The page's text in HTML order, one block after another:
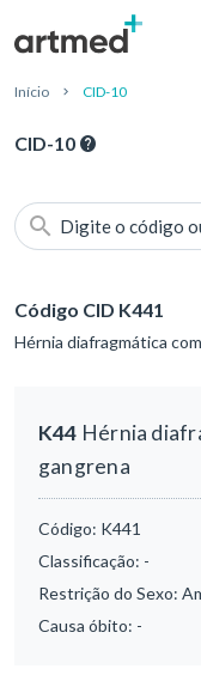
Início CID-10
CID-10
Digite o código
Código CID K441
Hérnia diafragmática
K44 Hérnia
gangrena
Código: K441
Classificação: -
Restrição do Sexo:
Causa óbito: -